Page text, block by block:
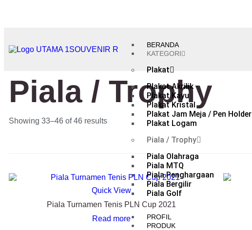
BERANDA
KATEGORI
Plakat
Plakat Akrilik
Plakat Kayu
Plakat Kristal
Plakat Jam Meja / Pen Holder
Plakat Logam
Piala / Trophy
Piala Olahraga
Piala MTQ
Piala Penghargaan
Piala Bergilir
Piala Golf
PROFIL
PRODUK
Piala / Trophy
Showing 33–46 of 46 results
Quick View
Piala Turnamen Tenis PLN Cup 2021
Read more